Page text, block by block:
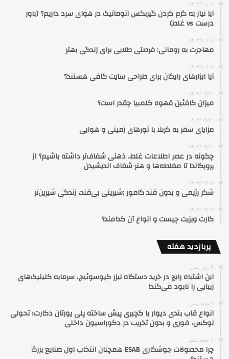
۱۴۰۳/۱۰/۱۸
آیا نیاز به گرم کردن گیربکس اتوماتیک در هوای سرد داریم؟ (باور
درست vs غلط)
۱۴۰۳/۱۰/۱۷
مهاجرت به رومانی: فرصتی طلایی برای زندگی بهتر
۱۴۰۴/۱۰/۰۸
آیا ابزارهای رایگان برای طراحی سایت کافی هستند؟
۱۴۰۴/۰۹/۳۰
میزان کافئین قهوه کلمبیا چقدر است؟
۱۴۰۴/۰۹/۳۰
مزایای سفر به کربلا با تورهای زمینی و هوایی
۱۴۰۴/۰۹/۳۰
چگونه در عصر اطلاعات غلط، ذهنی شفاف‌تر داشته باشیم؟ از
پروپگاندا تا مغلطه‌ها و هنر شفاف اندیشیدن
۱۴۰۴/۰۹/۱۸
شکر رژیمی و بدون قند کامور ;شیرینی بی‌قند، زندگی شیرین‌تر
۱۴۰۴/۰۹/۱۸
کارت ویزیت چیست و انواع آن کدامند؟
پربازدید هفته
5 روز پیش
این اشتباه رایج در خرید دستگاه لیزر کیوسوئیچ، سرمایه کلینیک‌های
زیبایی را نابود می‌کند!
1 هفته پیش
انواع قاب بندی دیوار با گچبری پیش ساخته پلی یورتان دکارت؛ تحولی
لوکس، فوری و بدون تخریب در دکوراسیون داخلی
4 هفته پیش
چرا محصولات جوشکاری ESAB همچنان انتخاب اول صنایع بزرگ